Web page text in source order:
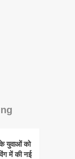
युवाओं को
में की नई